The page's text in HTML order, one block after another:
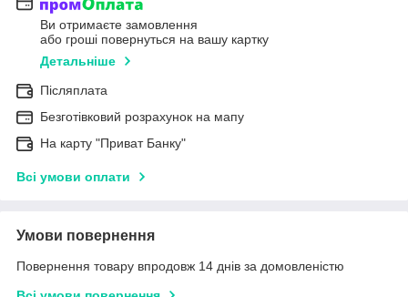
Ви отримаєте замовлення
або гроші повернуться на вашу картку
Детальніше
Післяплата
Безготівковий розрахунок на мапу
На карту "Приват Банку"
Всі умови оплати
Умови повернення
Повернення товару впродовж 14 днів за домовленістю